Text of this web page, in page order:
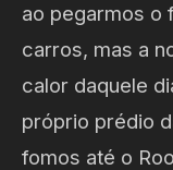
ao pegarmos o
carros, mas a
calor daquele
próprio prédio
fomos até o